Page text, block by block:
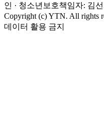
인 · 청소년보호책임자: 김선
Copyright (c) YTN. All rights
데이터 활용 금지